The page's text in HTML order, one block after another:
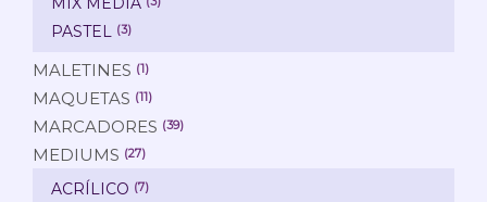
PASTEL (3)
MALETINES (1)
MAQUETAS (11)
MARCADORES (39)
MEDIUMS (27)
ACRÍLICO (7)